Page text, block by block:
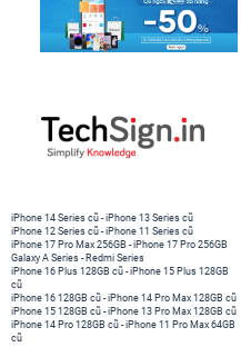
iPhone 14 Series cũ -iPhone 13 Series cũ
iPhone 12 Series cũ -iPhone 11 Series cũ
iPhone 17 Pro Max 256GB -iPhone 17 Pro 256GB
Galaxy A Series - Redmi Series
iPhone 16 Plus 128GB cũ -iPhone 15 Plus 128GB
cũ
iPhone 16 128GB cũ -iPhone 14 Pro Max 128GB cũ
iPhone 15 128GB cũ -iPhone 13 Pro Max 128GB cũ
iPhone 14 Pro 128GB cũ -iPhone 11 Pro Max 64GB
cũ